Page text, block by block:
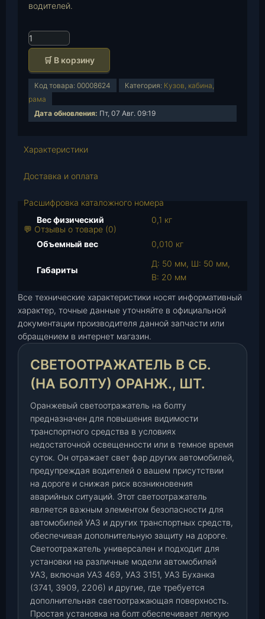
водителей.
К
о
и
е
в
т
в
р
т
о
о
т
а
ж
а
т
е
л
ь
в
с
б
.
(
н
а
б
о
л
т
у
🛒 В корзину
Код товара: 00008624 Категория: Кузов, кабина,
рама
Дата обновления: Пт, 07 Авг. 09:19
Характеристики
Доставка и оплата
Расшифровка каталожного номера
💬 Отзывы о товаре (0)
Вес физический 0,1 кг
Объемный вес 0,010 кг
Габариты
Д: 50 мм, Ш: 50 мм,
В: 20 мм
Все технические характеристики носят информативный
характер, точные данные уточняйте в официальной
документации производителя данной запчасти или
обращением в интернет магазин.
СВЕТООТРАЖАТЕЛЬ В СБ.
(НА БОЛТУ) ОРАНЖ., ШТ.
Оранжевый светоотражатель на болту
предназначен для повышения видимости
транспортного средства в условиях
недостаточной освещенности или в темное время
суток. Он отражает свет фар других автомобилей,
предупреждая водителей о вашем присутствии
на дороге и снижая риск возникновения
аварийных ситуаций. Этот светоотражатель
является важным элементом безопасности для
автомобилей УАЗ и других транспортных средств,
обеспечивая дополнительную защиту на дороге.
Светоотражатель универсален и подходит для
установки на различные модели автомобилей
УАЗ, включая УАЗ 469, УАЗ 3151, УАЗ Буханка
(3741, 3909, 2206) и другие, где требуется
дополнительная светоотражающая поверхность.
Простая установка на болт обеспечивает легкую